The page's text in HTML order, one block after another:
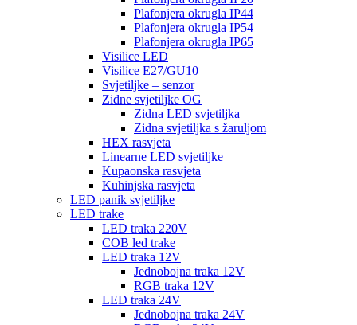
Plafonjera okrugla IP44
Plafonjera okrugla IP54
Plafonjera okrugla IP65
Visilice LED
Visilice E27/GU10
Svjetiljke – senzor
Zidne svjetiljke OG
Zidna LED svjetiljka
Zidna svjetiljka s žaruljom
HEX rasvjeta
Linearne LED svjetiljke
Kupaonska rasvjeta
Kuhinjska rasvjeta
LED panik svjetiljke
LED trake
LED traka 220V
COB led trake
LED traka 12V
Jednobojna traka 12V
RGB traka 12V
LED traka 24V
Jednobojna traka 24V